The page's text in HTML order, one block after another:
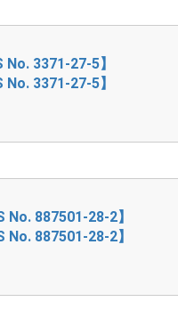
3371-27-5】
3371-27-5】
887501-28-2】
887501-28-2】